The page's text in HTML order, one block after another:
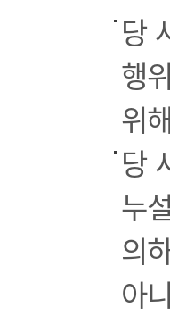
당
행
위
당
누
의
아